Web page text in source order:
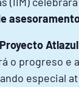
Proyecto Atlazul
o progreso
especial